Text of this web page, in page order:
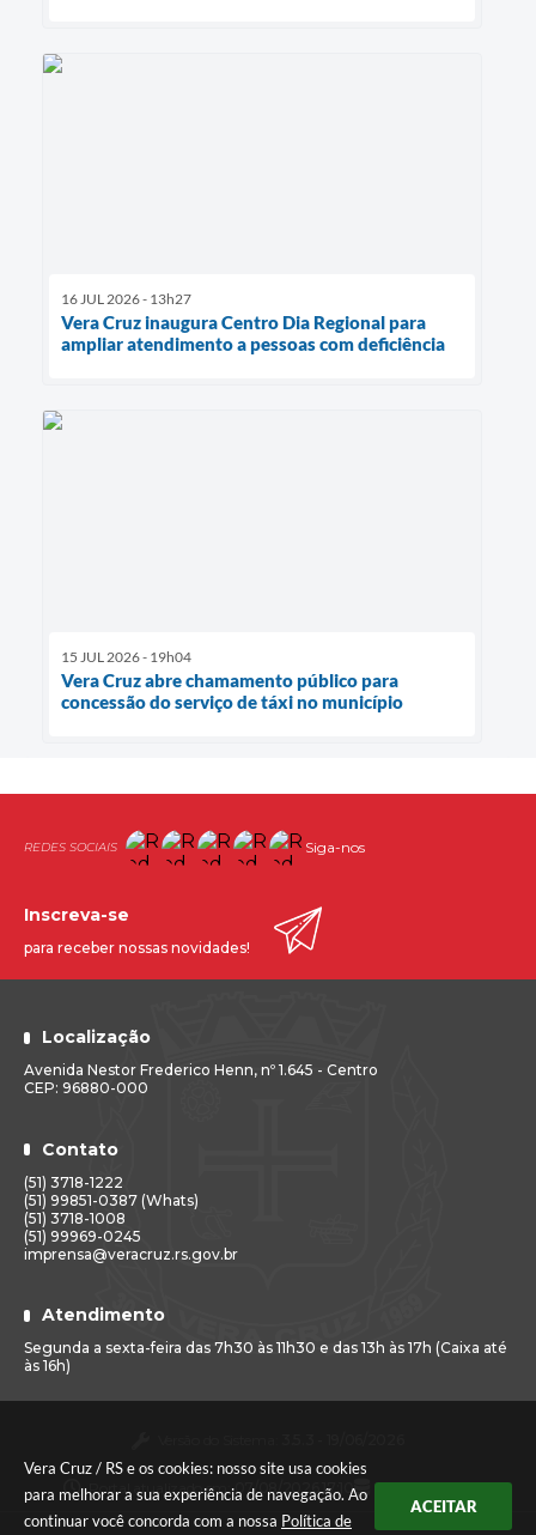
Vera Cruz / RS e os cookies: nosso site usa cookies
para melhorar a sua experiência de navegação. Ao
continuar você concorda com a nossa Política de
ACEITAR
16 JUL 2026 - 13h27
Vera Cruz inaugura Centro Dia Regional para
ampliar atendimento a pessoas com deficiência
15 JUL 2026 - 19h04
Vera Cruz abre chamamento público para
concessão do serviço de táxi no município
Siga-nos
Localização
Avenida Nestor Frederico Henn, nº 1.645 - Centro
CEP: 96880-000
Contato
(51) 3718-1222
(51) 99851-0387 (Whats)
(51) 3718-1008
(51) 99969-0245
imprensa@veracruz.rs.gov.br
Atendimento
Segunda a sexta-feira das 7h30 às 11h30 e das 13h às 17h (Caixa até
às 16h)
Inscreva-se
para receber nossas novidades!
Portal atualizado em:07/08/2026 17:10 Dados Abertos